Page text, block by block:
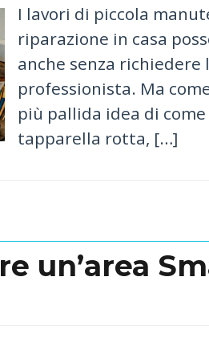
I lavori di piccola
riparazione in casa
anche senza richiedere
professionista. Ma
più pallida idea di
tapparella rotta, […]
un’area